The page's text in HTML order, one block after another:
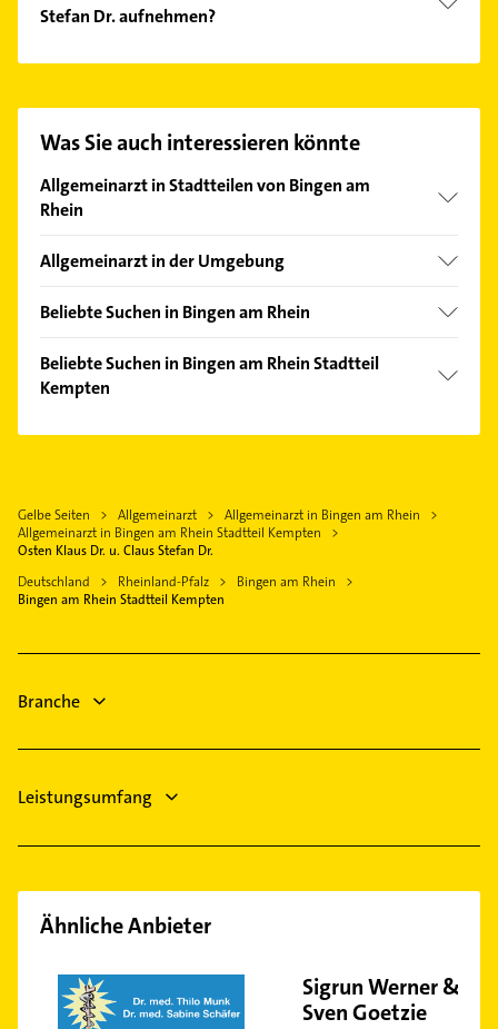
Stefan Dr. aufnehmen?
Hier finden Sie alleKontaktdaten
Was Sie auch interessieren könnte
Allgemeinarzt in Stadtteilen von Bingen am
Rhein
Büdesheim
Allgemeinarzt in der Umgebung
Geisenheim Rheingau
Gensingen
Langenlonsheim
Kiedrich Rheingau
Bad Kreuznach
Eltville am Rhein
Beliebte Suchen in Bingen am Rhein
Immobilien
Immobilienmakler
Elektroinstallation
Elektriker
Bauunternehmen
Beliebte Suchen in Bingen am Rhein Stadtteil
Kempten
Heizungsbauer
Heizungsfirmen
Steuerberater
Physikalische Therapie
Immobilien
Gelbe Seiten Allgemeinarzt
Allgemeinarzt in Bingen am Rhein
Allgemeinarzt in Bingen am Rhein Stadtteil Kempten
Osten Klaus Dr. u. Claus Stefan Dr.
Deutschland
Rheinland-Pfalz
Bingen am Rhein
Bingen am Rhein Stadtteil Kempten
Branche
Leistungsumfang
Ähnliche Anbieter
Sigrun Werner &
Sven Goetzie